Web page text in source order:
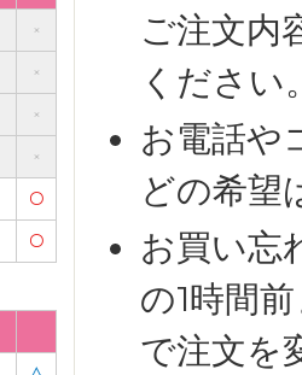
×
×
×
×
〇
〇
ご注文内
ください
お電話や
どの希望
お買い忘
の1時間
で注文を